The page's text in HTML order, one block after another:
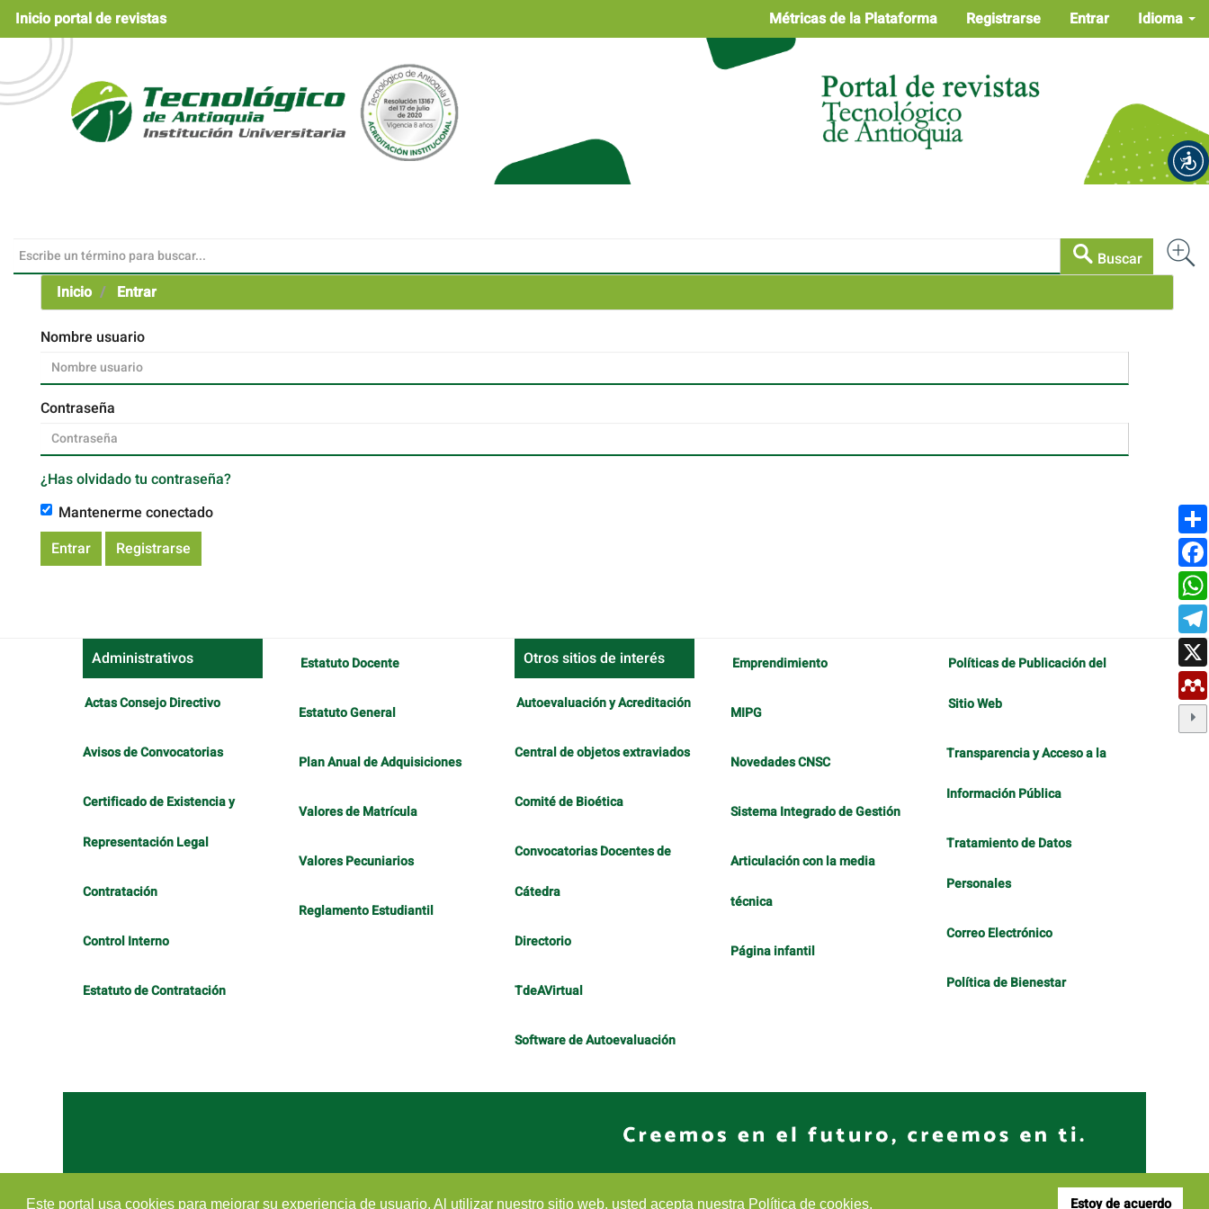
Este portal usa cookies para mejorar su experiencia de usuario. Al utilizar nuestro sitio web, usted acepta nuestra Política de cookies. Estoy de acuerdo
Navegación
principal
Contenido
principal
Barra
lateral
Inicio portal de revistas Idioma
Métricas de la Plataforma Registrarse Entrar
Buscar
Inicio
Entrar
Nombre usuario
Contraseña
¿Has olvidado tu contraseña?
Mantenerme conectado
Entrar
Registrarse
Administrativos
Actas Consejo Directivo
Avisos de Convocatorias
Certificado de Existencia y
Representación Legal
Contratación
Control Interno
Estatuto de Contratación
Estatuto Docente
Estatuto General
Plan Anual de Adquisiciones
Valores de Matrícula
Valores Pecuniarios
Reglamento Estudiantil
Otros sitios de interés
Autoevaluación y Acreditación
Central de objetos extraviados
Comité de Bioética
Convocatorias Docentes de
Cátedra
Directorio
TdeAVirtual
Software de Autoevaluación
Emprendimiento
MIPG
Novedades CNSC
Sistema Integrado de Gestión
Articulación con la media
técnica
Página infantil
Políticas de Publicación del
Sitio Web
Transparencia y Acceso a la
Información Pública
Tratamiento de Datos
Personales
Correo Electrónico
Política de Bienestar